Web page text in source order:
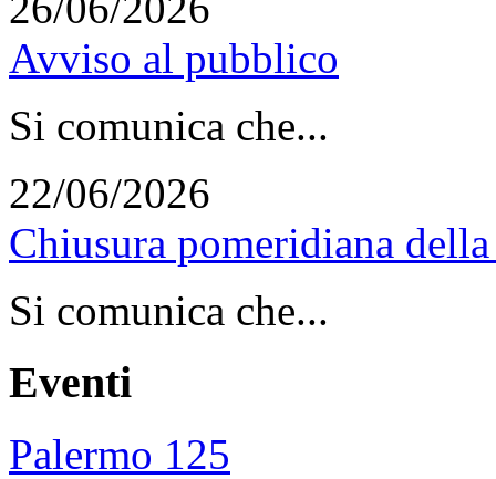
Avviso al pubblico
Si comunica che...
22/06/2026
Chiusura pomeridiana
Si comunica che...
Eventi
Palermo 125